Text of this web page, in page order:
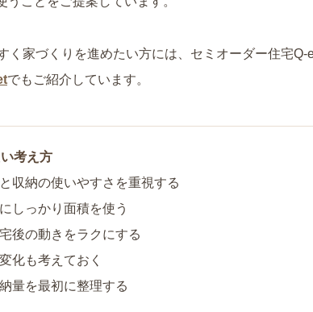
く家づくりを進めたい方には、セミオーダー住宅Q-
でもご紹介しています。
考え方
収納の使いやすさを重視する
しっかり面積を使う
後の動きをラクにする
化も考えておく
量を最初に整理する